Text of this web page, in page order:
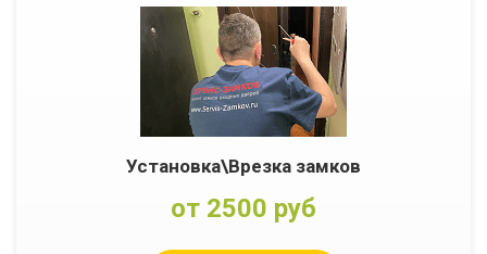
Установка\Врезка замков
от 2500 руб